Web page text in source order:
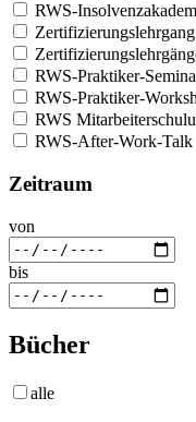
RWS-
RWS-Praktiker-
RWS-Praktiker-
RWS
RWS-After-Work-Talk
Zeitraum
von
bis
Bücher
alle